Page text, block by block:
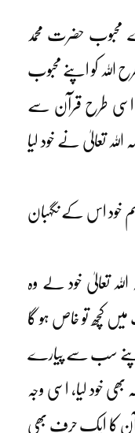
محبوب حضرت محمد
اللہ کو اپنے محبوب
طرح قرآن سے
تعالیٰ نے خود لیا
خود اس کے نگہبان
تعالیٰ خود لے وہ
میں کچھ تو خاص ہو گا
سب سے پیارے
خود لیا، اسی وجہ
کا ایک حرف بھی